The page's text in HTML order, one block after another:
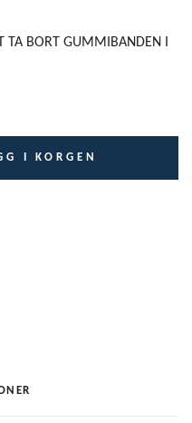
TA BORT GUMMIBANDEN I
I KORGEN